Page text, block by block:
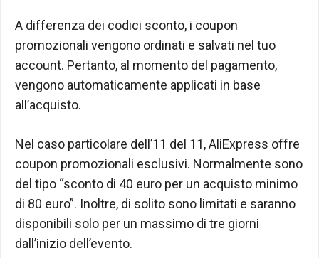
A differenza dei codici sconto, i coupon
promozionali vengono ordinati e salvati nel tuo
account. Pertanto, al momento del pagamento,
vengono automaticamente applicati in base
all’acquisto.
Nel caso particolare dell’11 del 11, AliExpress offre
coupon promozionali esclusivi. Normalmente sono
del tipo “sconto di 40 euro per un acquisto minimo
di 80 euro”. Inoltre, di solito sono limitati e saranno
disponibili solo per un massimo di tre giorni
dall’inizio dell’evento.